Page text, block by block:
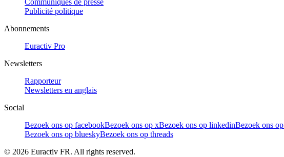
Communiqués de presse
Publicité politique
Abonnements
Euractiv Pro
Newsletters
Rapporteur
Newsletters en anglais
Social
Bezoek ons op facebookBezoek ons op xBezoek ons op linkedinBezoek ons
Bezoek ons op blueskyBezoek ons op threads
© 2026 Euractiv FR. All rights reserved.